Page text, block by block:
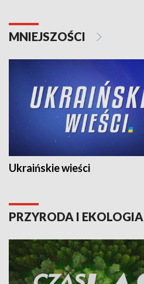
MNIEJSZOŚCI
Ukraińskie wieści
PRZYRODA I EKOLOGIA